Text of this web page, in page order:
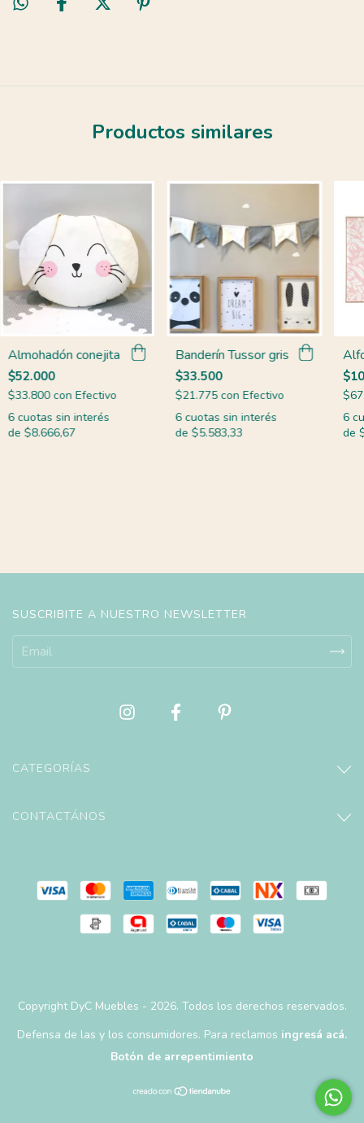
Productos similares
Almohadón conejita
$52.000
$33.800 con Efectivo
6 cuotas sin interés
de $8.666,67
Banderín Tussor gris
$33.500
$21.775 con Efectivo
6 cuotas sin interés
de $5.583,33
6
de
SUSCRIBITE A NUESTRO NEWSLETTER
CATEGORÍAS
CONTACTÁNOS
Copyright DyC Muebles - 2026. Todos los derechos reservados.
Defensa de las y los consumidores. Para reclamos ingresá acá.
Botón de arrepentimiento